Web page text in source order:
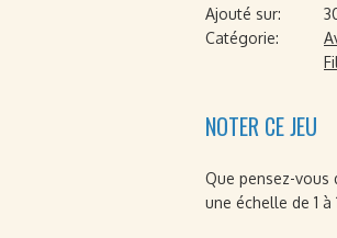
Ajouté sur:
Catégorie:
NOTER CE JEU
Que pensez-vous
une échelle de 1 à